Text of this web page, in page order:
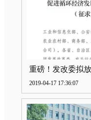
2019-04-17 17:36:07